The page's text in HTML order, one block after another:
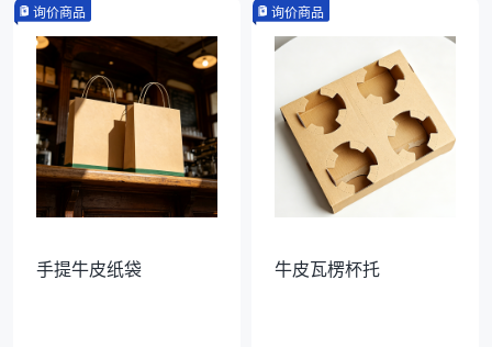
询价商品
手提牛皮纸袋
询价商品
牛皮瓦楞杯托